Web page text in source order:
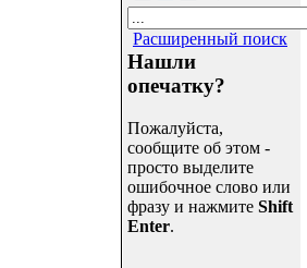
Расширенный поиск
Нашли
опечатку?
Пожалуйста,
сообщите об этом -
просто выделите
ошибочное слово или
фразу и нажмите Shift
Enter.